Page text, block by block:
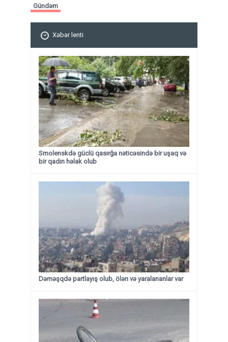
Gündəm
Xəbər lenti
Smolenskdə güclü qasırğa nəticəsində bir uşaq və
bir qadın həlak olub
Dəməşqdə partlayış olub, ölən və yaralananlar var